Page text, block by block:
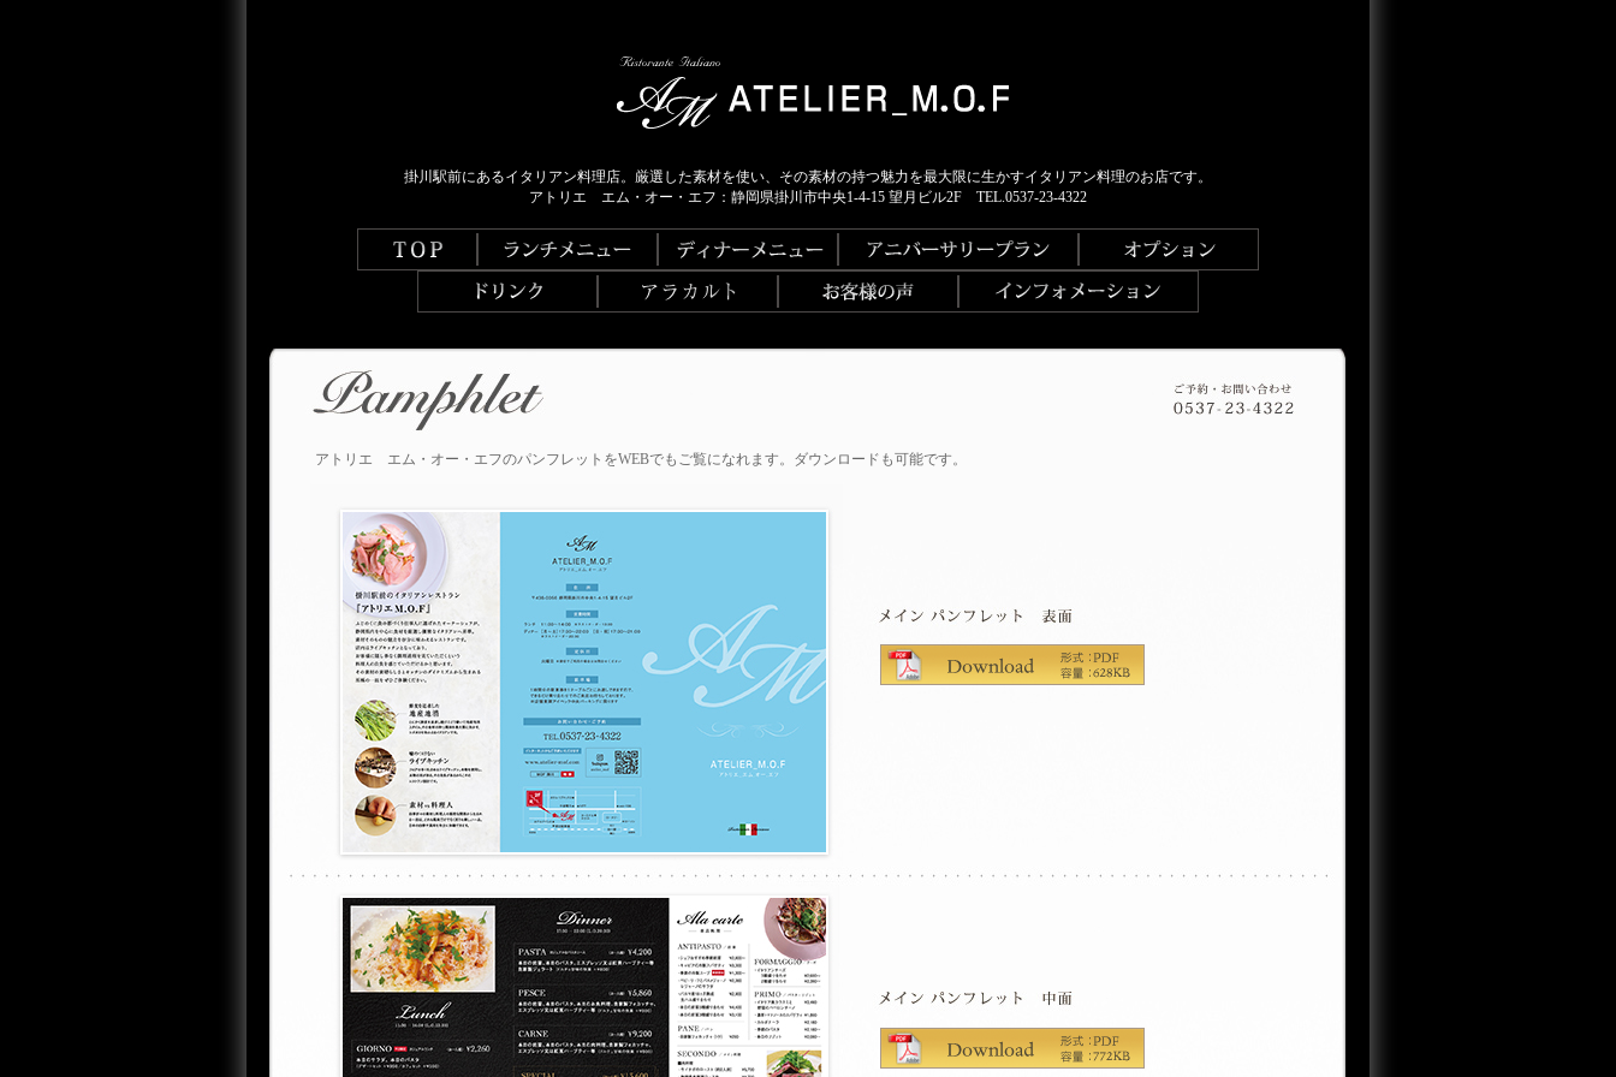
掛川駅前にあるイタリアン料理店。厳選した素材を使い、その素材の持つ魅力を最大限に生かすイタリアン料理のお店です。
アトリエ エム・オー・エフ：静岡県掛川市中央1-4-15 望月ビル2F TEL.0537-23-4322
アトリエ エム・オー・エフのパンフレットをWEBでもご覧になれます。ダウンロードも可能です。